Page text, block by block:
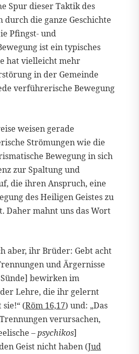
Spur dieser Taktik des
durch die ganze Geschichte
Pfingst- und
ist ein typisches
hat vielleicht mehr
in der Gemeinde
verführerische Bewegung
weisen gerade
Strömungen wie die
Bewegung in sich
zur Spaltung und
die ihren Anspruch, eine
des Heiligen Geistes zu
Daher mahnt uns das Wort
aber, ihr Brüder: Gebt acht
und Ärgernisse
bewirken im
Lehre, die ihr gelernt
(Röm 16,17) und: „Das
verursachen,
–psychikos]
Geist nicht haben (Jud